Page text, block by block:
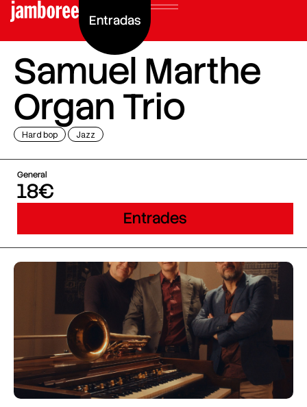
Entradas
Samuel Marthe
Organ Trio
Hard bop Jazz
General
18€
Entrades